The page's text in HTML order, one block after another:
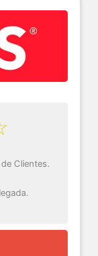
Clientes.